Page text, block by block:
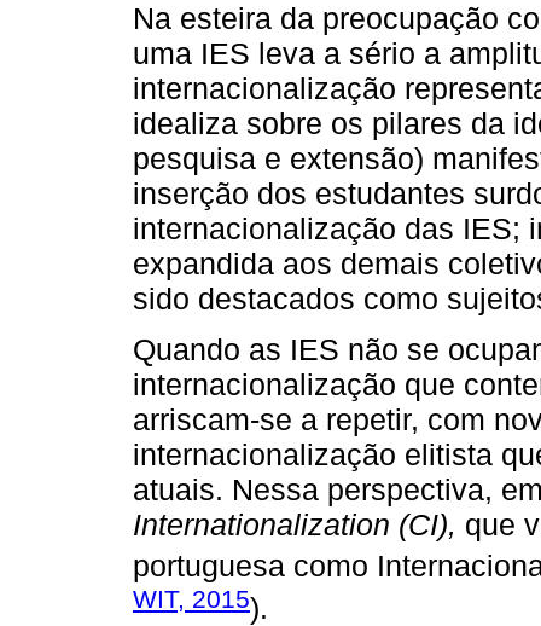
Na esteira da preocupação
uma IES leva a sério a
internacionalização
idealiza sobre os pilares da
pesquisa e extensão)
inserção dos estudantes
internacionalização das IES;
expandida aos demais
sido destacados como
Quando as IES não se
internacionalização que
arriscam-se a repetir, com
internacionalização elitista
atuais. Nessa perspectiva,
Internationalization (CI), que
portuguesa como
WIT, 2015).